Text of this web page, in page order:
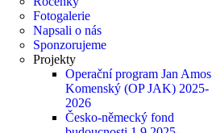
Fotogalerie
Napsali o nás
Sponzorujeme
Projekty
Operační program Jan Amos
Komenský (OP JAK) 2025-
2026
Česko-německý fond